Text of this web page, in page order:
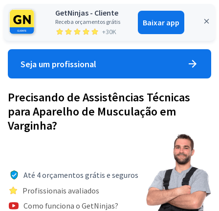
GetNinjas - Cliente
Receba orçamentos grátis
+30K
Baixar app
Entrar
Seja um profissional
Precisando de Assistências Técnicas
para Aparelho de Musculação em
Varginha?
Até 4 orçamentos grátis e seguros
Profissionais avaliados
Como funciona o GetNinjas?